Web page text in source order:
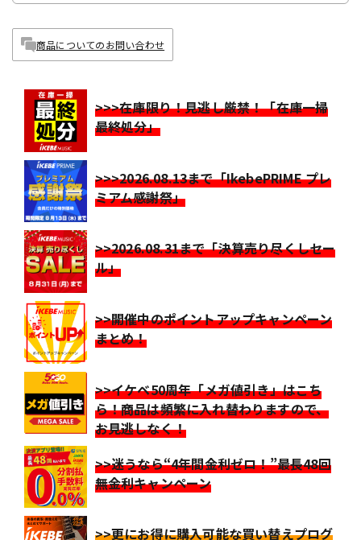
商品についてのお問い合わせ
>>>在庫限り！見逃し厳禁！「在庫一掃
最終処分」
>>>2026.08.13まで「IkebePRIME プレ
ミアム感謝祭」
>>2026.08.31まで「決算売り尽くしセー
ル」
>>開催中のポイントアップキャンペーン
まとめ！
>>イケベ50周年「メガ値引き」はこち
ら！商品は頻繁に入れ替わりますので、
お見逃しなく！
>>迷うなら“4年間金利ゼロ！”最長48回
無金利キャンペーン
>>更にお得に購入可能な買い替えプログ